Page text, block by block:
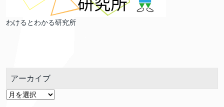
わけるとわかる研究所
アーカイブ
ア